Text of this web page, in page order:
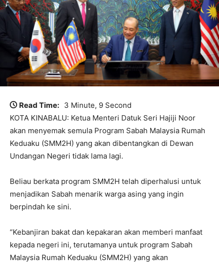
Read Time: 3 Minute, 9 Second
KOTA KINABALU: Ketua Menteri Datuk Seri Hajiji Noor
akan menyemak semula Program Sabah Malaysia Rumah
Keduaku (SMM2H) yang akan dibentangkan di Dewan
Undangan Negeri tidak lama lagi.
Beliau berkata program SMM2H telah diperhalusi untuk
menjadikan Sabah menarik warga asing yang ingin
berpindah ke sini.
“Kebanjiran bakat dan kepakaran akan memberi manfaat
kepada negeri ini, terutamanya untuk program Sabah
Malaysia Rumah Keduaku (SMM2H) yang akan